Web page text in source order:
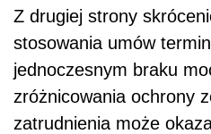
Z drugiej strony
stosowania umów
jednoczesnym braku
zróżnicowania ochrony
zatrudnienia może